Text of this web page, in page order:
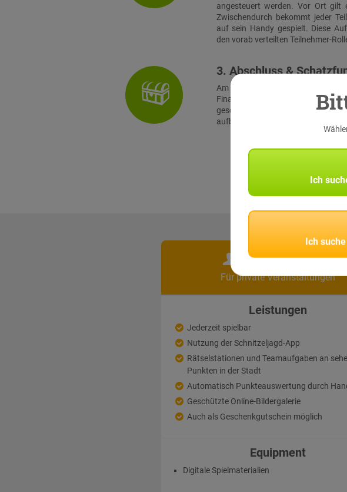
angesteuert werden. Vor Ort gilt
Zwischendurch bekommt jeder
auf sein Handy gespielt. Diese
den vorab verteilten Teilnehmer-
3. Abschluss &
Am Finalort treffen alle Teams
Finale müssen die Teilnehmer
geschickte Kombination der
aufbauenden Rätsel gemeinsam
Privatkunden
Für private Veranstaltungen
Leistungen
Jederzeit spielbar
Nutzung der Schnitzeljagd-App
Rätselstationen und Teamaufgaben an
Punkten in der Stadt
Automatisch Punkteauswertung durch
Geschützte Online-Bildergalerie
Auch als Geschenkgutschein möglich
Equipment
Digitale Spielmaterialien
Ich
Ich suche